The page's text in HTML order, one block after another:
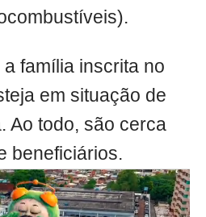
família inscrita no
em situação de
Ao todo, são cerca
beneficiários.